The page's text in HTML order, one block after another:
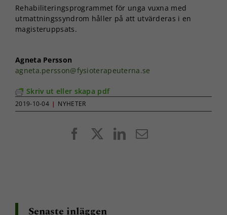
Rehabiliteringsprogrammet för unga vuxna med
utmattningssyndrom håller på att utvärderas i en
magisteruppsats.
Agneta Persson
agneta.persson@fysioterapeuterna.se
Skriv ut eller skapa pdf
2019-10-04 | NYHETER
FacebookLinkedIn
E-
Senaste inläggen